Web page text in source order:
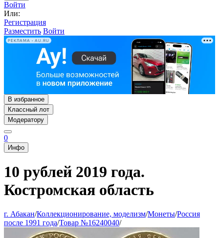
Войти
Или:
Регистрация
Разместить Войти
РЕКЛАМА • AU.RU
В избранное
Классный лот
Модератору
0
Инфо
10 рублей 2019 года.
Костромская область
г. Абакан/Коллекционирование, моделизм/Монеты/Россия
после 1991 года/Товар №16240040/